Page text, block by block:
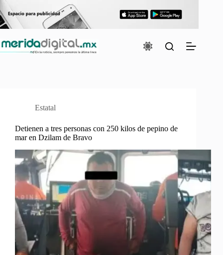
al
contenido
Estatal
Detienen a tres personas con 250 kilos de pepino de
mar en Dzilam de Bravo